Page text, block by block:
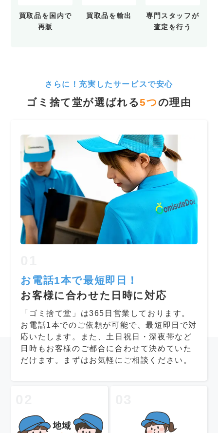
買取品を国内で
再販
買取品を輸出
専門スタッフが
査定を行う
さらに！充実したサービスで安心
ゴミ捨て堂が選ばれる5つの理由
お電話1本で最短即日！
お客様に合わせた日時に対応
「ゴミ捨て堂」は365日営業しております。
お電話1本でのご依頼が可能で、最短即日で対
応いたします。また、土日祝日・深夜帯など
日時もお客様のご都合に合わせて決めていた
だけます。まずはお気軽にご相談ください。